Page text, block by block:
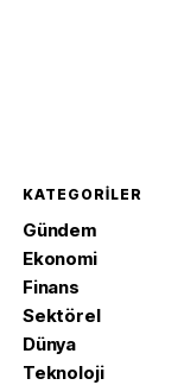
KATEGORILER
Gündem
Ekonomi
Finans
Sektörel
Dünya
Teknoloji